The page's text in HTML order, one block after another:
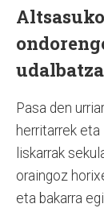
Pasa den
herritarrek
liskarrak
oraingoz
eta bakarra